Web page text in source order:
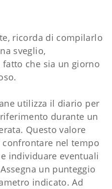
ricorda di compilarlo
sveglio,
che sia un giorno
utilizza il diario per
durante un
Questo valore
nel tempo
individuare eventuali
un punteggio
indicato. Ad